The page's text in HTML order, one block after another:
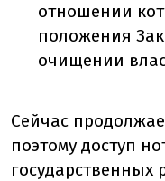
отношении
положения
очищении
Сейчас
поэтому доступ
государственных